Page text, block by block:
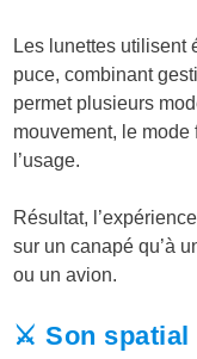
Les lunettes utilisent
puce, combinant
permet plusieurs
mouvement, le mode
l’usage.
Résultat,
sur un canapé qu’à
ou un avion.
⚔️ Son spatial